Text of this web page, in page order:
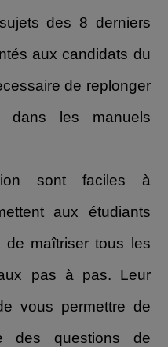
des 8 derniers
aux candidats du
de replonger
dans les manuels
sont faciles à
aux étudiants
de maîtriser tous les
pas à pas. Leur
vous permettre de
des questions de